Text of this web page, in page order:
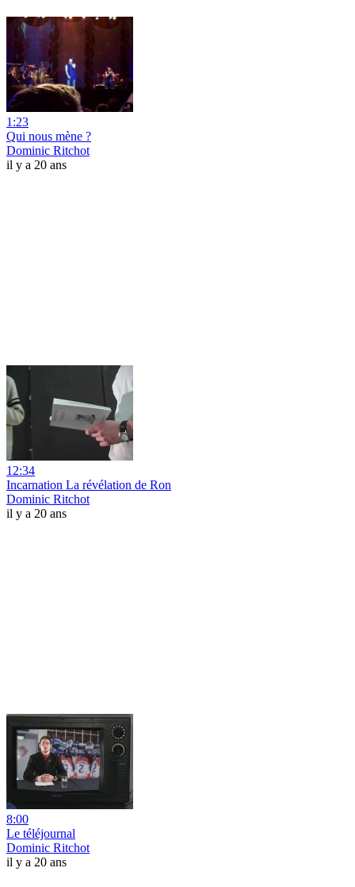
1:23
Qui nous mène ?
Dominic Ritchot
il y a 20 ans
12:34
Incarnation La révélation de Ron
Dominic Ritchot
il y a 20 ans
8:00
Le téléjournal
Dominic Ritchot
il y a 20 ans